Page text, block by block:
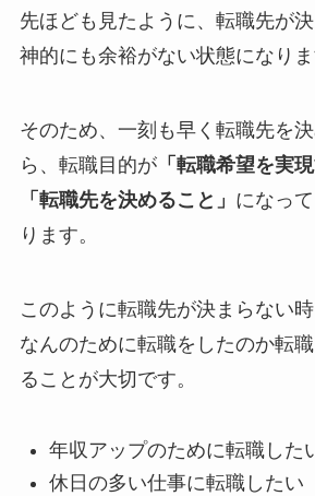
先ほども見たように、転職先が
神的にも余裕がない状態になりま
そのため、一刻も早く転職先を
ら、転職目的が「転職希望を実現
「転職先を決めること」 になっ
ります。
このように転職先が決まらない
なんのために転職をしたのか転
ることが大切です。
年収アップのために転職した
休日の多い仕事に転職したい